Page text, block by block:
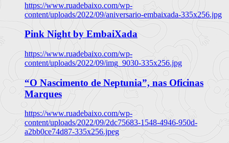
https://www.ruadebaixo.com/wp-
content/uploads/2022/09/aniversario-embaixada-335x256.jpg
Pink Night by EmbaiXada
https://www.ruadebaixo.com/wp-
content/uploads/2022/09/img_9030-335x256.jpg
“O Nascimento de Neptunia”, nas Oficinas
Marques
https://www.ruadebaixo.com/wp-
content/uploads/2022/09/2dc75683-1548-4946-950d-
a2bb0ce74d87-335x256.jpeg